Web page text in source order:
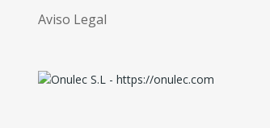
Aviso Legal